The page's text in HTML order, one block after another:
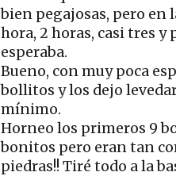
bien pegajosas, pero en
hora, 2 horas, casi tres y
esperaba.
Bueno, con muy poca
bollitos y los dejo
mínimo.
Horneo los primeros 9
bonitos pero eran tan
piedras!! Tiré todo a la